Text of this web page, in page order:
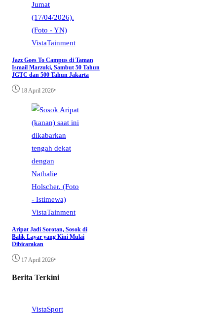
VistaTainment
Jazz Goes To Campus di Taman
Ismail Marzuki, Sambut 50 Tahun
JGTC dan 500 Tahun Jakarta
18 April 2026•
VistaTainment
Aripat Jadi Sorotan, Sosok di
Balik Layar yang Kini Mulai
Dibicarakan
17 April 2026•
Berita Terkini
VistaSport